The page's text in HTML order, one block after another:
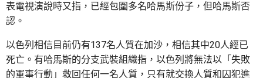
表電視演說時又指，已經包圍多名哈馬斯份子，但哈馬斯否
認。
以色列相信目前仍有137名人質在加沙，相信其中20人經已
死亡。有哈馬斯的分支武裝組織指，以色列將無法以「失敗
的軍事行動」救回任何一名人質，只有就交換人質和囚犯進